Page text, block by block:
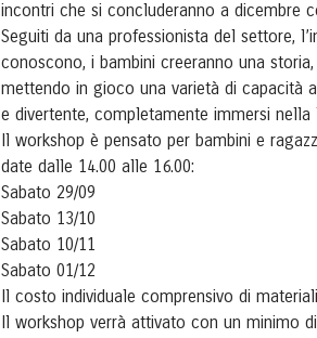
incontri che si concluderanno a dicembre
Seguiti da una professionista del settore,
conoscono, i bambini creeranno una
mettendo in gioco una varietà di capacità
e divertente, completamente immersi nella
Il workshop è pensato per bambini e
date dalle 14.00 alle 16.00:
Sabato 29/09
Sabato 13/10
Sabato 10/11
Sabato 01/12
Il costo individuale comprensivo di
Il workshop verrà attivato con un minimo